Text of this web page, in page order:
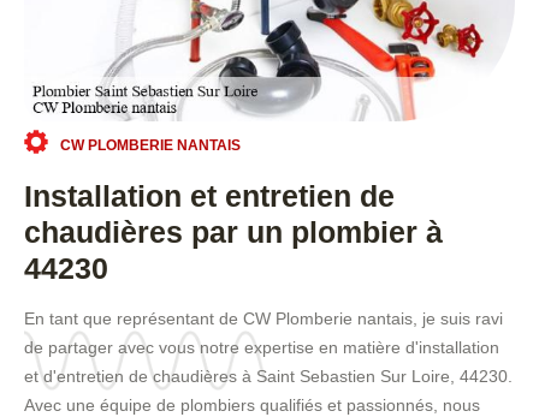
CW PLOMBERIE NANTAIS
Installation et entretien de
chaudières par un plombier à
44230
En tant que représentant de CW Plomberie nantais, je suis ravi
de partager avec vous notre expertise en matière d'installation
et d'entretien de chaudières à Saint Sebastien Sur Loire, 44230.
Avec une équipe de plombiers qualifiés et passionnés, nous